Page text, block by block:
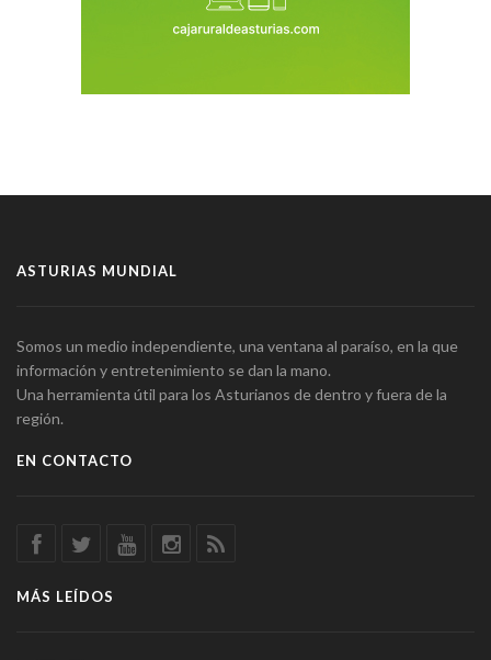
ASTURIAS MUNDIAL
Somos un medio independiente, una ventana al paraíso, en la que
información y entretenimiento se dan la mano.
Una herramienta útil para los Asturianos de dentro y fuera de la
región.
EN CONTACTO
MÁS LEÍDOS